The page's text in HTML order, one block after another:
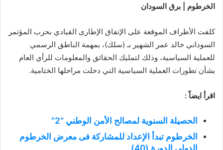
الخرطوم | برق السودان
كلفت الأطراف الموقعة على الإتفاق الإطارى القيادي بحزب المؤتمر
السوداني خالد عمر الشهير بـ (سلك)، بمهمة الناطق الرسمي
للعملية السياسية، وذلك لتمليك الحقائق والمعلومات للرأي العام
بشأن تطورات العملية السياسية التي دخلت مراحلها الختامية.
اقرأ ايضاً :
الحصيلة السنوية لمصالح الأمن الوطني “2”
الخرطوم تبدأ الإعداد للمشاركة فى معرض الخرطوم